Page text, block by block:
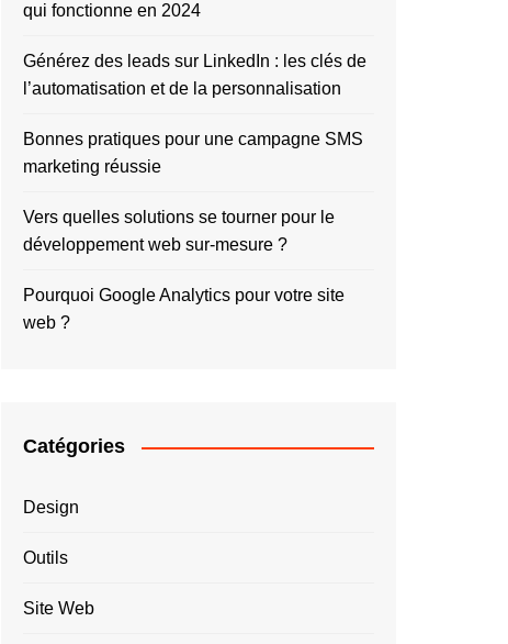
qui fonctionne en 2024
Générez des leads sur LinkedIn : les clés de
l’automatisation et de la personnalisation
Bonnes pratiques pour une campagne SMS
marketing réussie
Vers quelles solutions se tourner pour le
développement web sur-mesure ?
Pourquoi Google Analytics pour votre site
web ?
Catégories
Design
Outils
Site Web